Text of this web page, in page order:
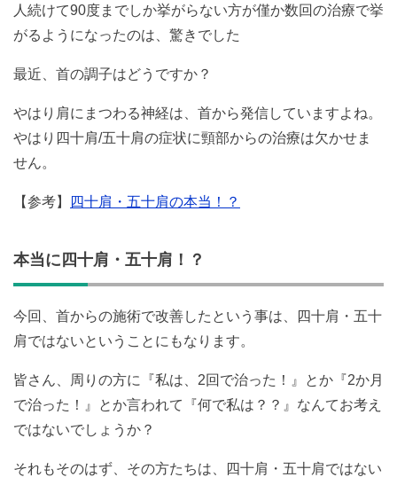
人続けて90度までしか挙がらない方が僅か数回の治療で挙
がるようになったのは、驚きでした
最近、首の調子はどうですか？
やはり肩にまつわる神経は、首から発信していますよね。
やはり四十肩/五十肩の症状に頸部からの治療は欠かせま
せん。
【参考】 四十肩・五十肩の本当！？
本当に四十肩・五十肩！？
今回、首からの施術で改善したという事は、四十肩・五十
肩ではないということにもなります。
皆さん、周りの方に『私は、2回で治った！』とか『2か月
で治った！』とか言われて『何で私は？？』なんてお考え
ではないでしょうか？
それもそのはず、その方たちは、四十肩・五十肩ではない